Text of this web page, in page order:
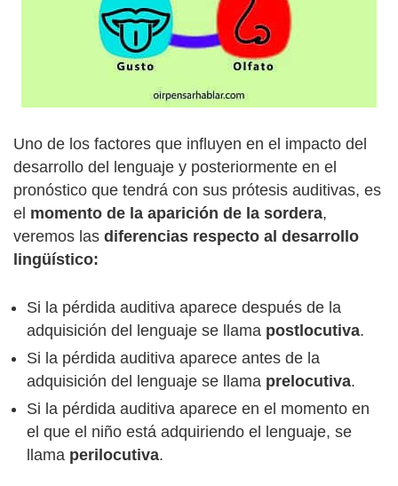
Uno de los factores que influyen en el impacto del
desarrollo del lenguaje y posteriormente en el
pronóstico que tendrá con sus prótesis auditivas, es
el momento de la aparición de la sordera,
veremos las diferencias respecto al desarrollo
lingüístico:
Si la pérdida auditiva aparece después de la
adquisición del lenguaje se llama postlocutiva.
Si la pérdida auditiva aparece antes de la
adquisición del lenguaje se llama prelocutiva.
Si la pérdida auditiva aparece en el momento en
el que el niño está adquiriendo el lenguaje, se
llama perilocutiva.